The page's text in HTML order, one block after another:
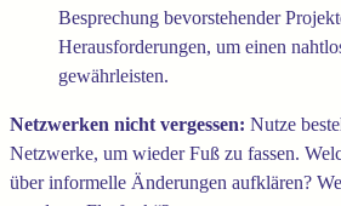
Besprechung bevorstehender
Herausforderungen, um einen
gewährleisten.
Netzwerken nicht vergessen: Nutze
Netzwerke, um wieder Fuß zu fassen.
über informelle Änderungen aufklären?